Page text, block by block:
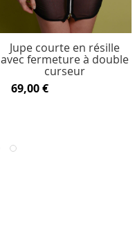
Jupe courte en résille
avec fermeture à double
curseur
69,00 €